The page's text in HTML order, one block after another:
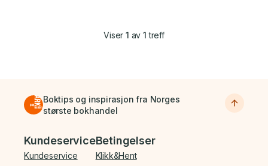
Viser1 av 1 treff
Boktips og inspirasjon fra Norges
største bokhandel
Bunnmeny
Kundeservice
Kundeservice
Betingelser
Klikk&Hent